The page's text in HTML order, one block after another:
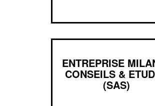
ENTREPRISE
CONSEILS &
(SAS)